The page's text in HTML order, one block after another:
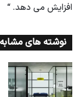
افزایش می دهد. “
نوشته های مشابه